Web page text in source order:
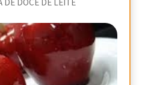
DE DOCE DE LEITE